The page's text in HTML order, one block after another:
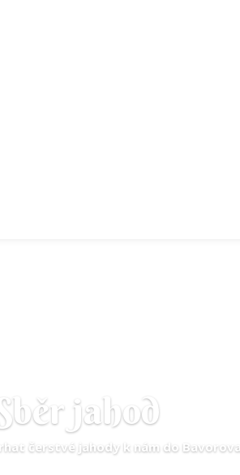
jahod
čerstvé jahody k nám do Bavorova